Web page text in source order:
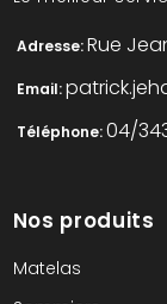
Adresse: Rue
Email:
Téléphone: 04/
Nos produits
Matelas